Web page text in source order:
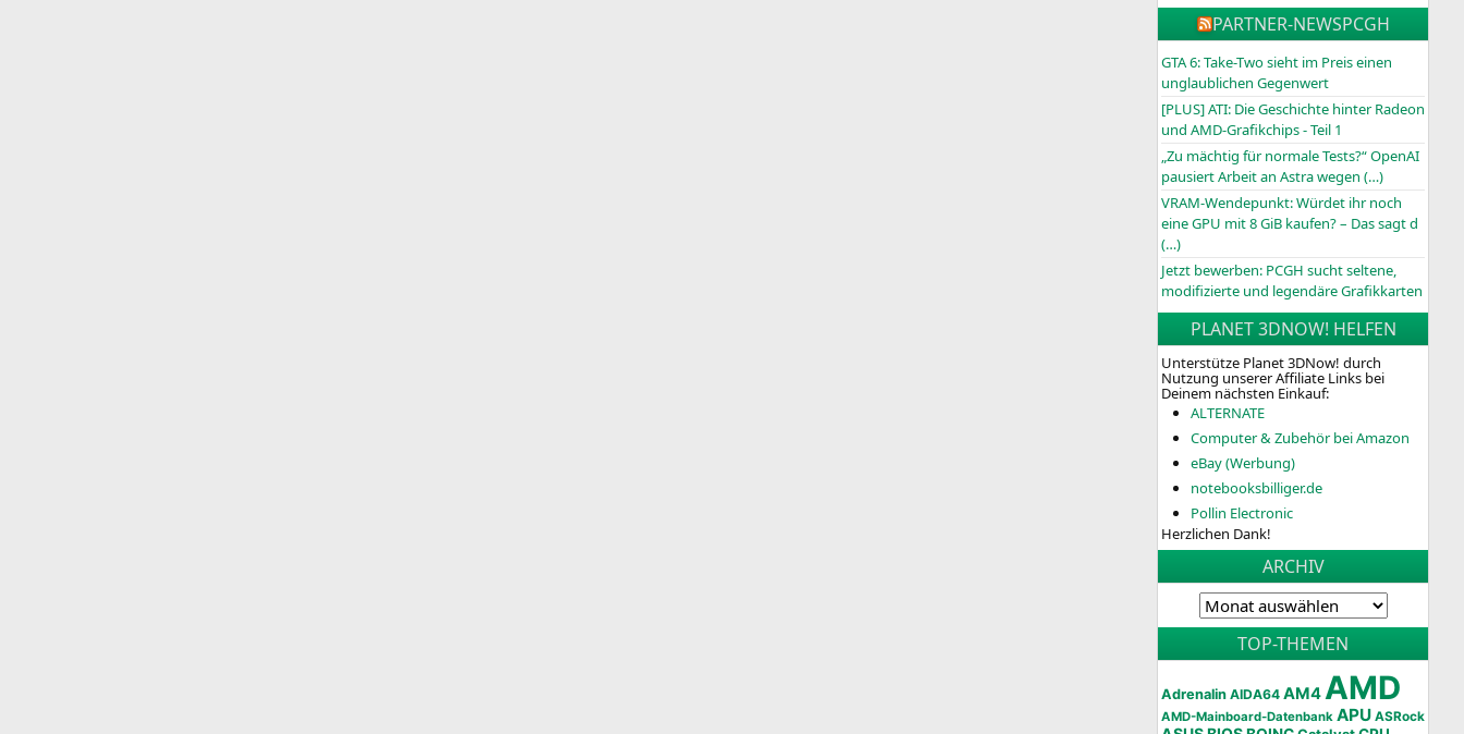
PARTNER-NEWSPCGH
GTA 6: Take-Two sieht im Preis einen
unglaublichen Gegenwert
[PLUS] ATI: Die Geschichte hinter Radeon
und AMD-Grafikchips - Teil 1
„Zu mächtig für normale Tests?“ OpenAI
pausiert Arbeit an Astra wegen (…)
VRAM-Wendepunkt: Würdet ihr noch
eine GPU mit 8 GiB kaufen? – Das sagt d
(…)
Jetzt bewerben: PCGH sucht seltene,
modifizierte und legendäre Grafikkarten
PLANET 3DNOW! HELFEN
Unterstütze Planet 3DNow! durch
Nutzung unserer Affiliate Links bei
Deinem nächsten Einkauf:
ALTERNATE
Computer & Zubehör bei Amazon
eBay (Werbung)
notebooksbilliger.de
Pollin Electronic
Herzlichen Dank!
ARCHIV
TOP-THEMEN
Adrenalin AIDA64 AM4AMD
AMD-Mainboard-Datenbank APU ASRock